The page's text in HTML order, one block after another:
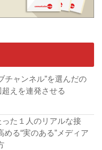
チャンネル”を選んだの
えを連発させる
た１人のリアルな接
る“実のある”メディア